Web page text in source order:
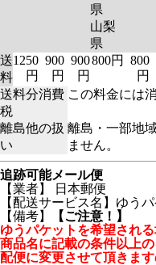
県
山梨
県
送
料
1250
円
900
円
900
円
800円
800
円
送料分消費
税
この料金には
離島他の扱
い
離島・一部地
ません。
追跡可能メール便
【業者】 日本郵便
【配送サービス名】ゆう
【備考】
【ご注意！】
ゆうパケットを希望され
商品名に記載の条件以上
配便に変更させて頂きま